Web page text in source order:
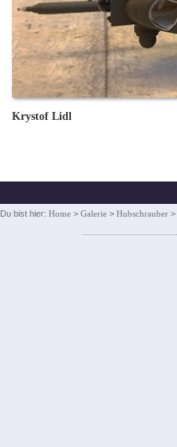
Krystof Lidl
Du bist hier: Home > Galerie > Hubschrauber >